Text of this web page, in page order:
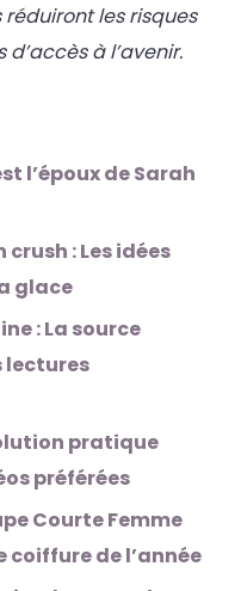
les risques
à l’avenir.
l’époux de Sarah
: Les idées
glace
: La source
lectures
pratique
préférées
Courte Femme
coiffure de l’année